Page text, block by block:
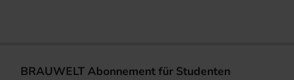
BRAUWELT Abonnement für Studenten